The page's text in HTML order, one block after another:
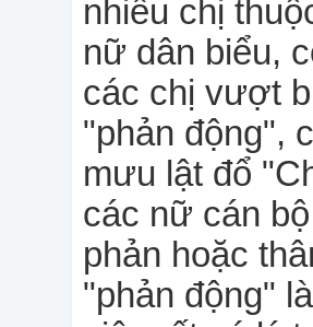
nhiều chị
nữ dân biểu,
các chị vượt
"phản động",
mưu lật đổ
các nữ cán
phản hoặc
"phản động"